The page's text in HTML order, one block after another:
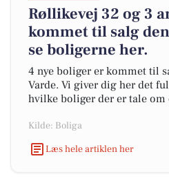
Røllikevej 32 og 3
kommet til salg
se boligerne her.
4 nye boliger er kommet til
Varde. Vi giver dig her det
hvilke boliger der er tale om
Kilde: Boliga
Læs hele artiklen her